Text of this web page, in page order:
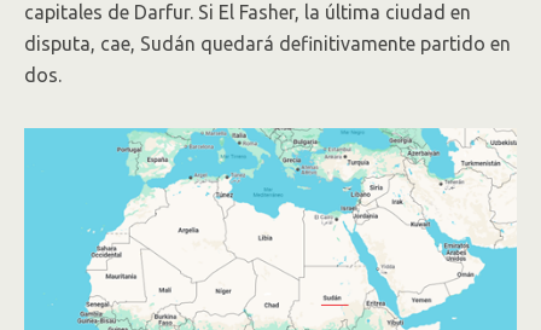
capitales de Darfur. Si El Fasher, la última ciudad en
disputa, cae, Sudán quedará definitivamente partido en
dos.